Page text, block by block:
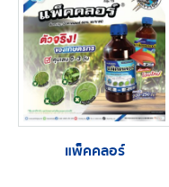
แพ็คคลอร์